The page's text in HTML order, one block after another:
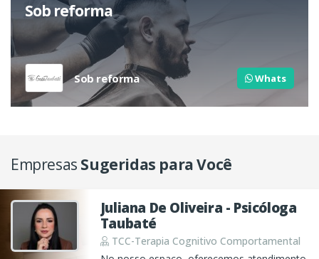
Sob reforma
Sob reforma Whats
Empresas Sugeridas para Você
Juliana De Oliveira - Psicóloga
Taubaté
TCC-Terapia Cognitivo Comportamental